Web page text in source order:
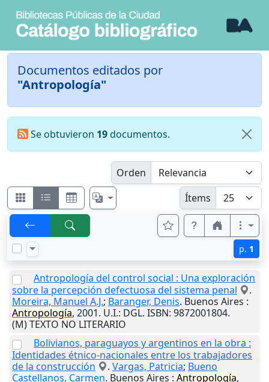
Documentos editados por
"Antropología"
Se obtuvieron 19documentos.
Orden
Ítems
p. 1
Antropología del control social : Una exploración
sobre la percepción defectuosa del sistema penal
.
Moreira, Manuel A.J.; Baranger, Denis. Buenos Aires :
Antropología, 2001. U.I.: DGL. ISBN: 9872001804.
(M) TEXTO NO LITERARIO
Bolivianos, paraguayos y argentinos en la obra :
Identidades étnico-nacionales entre los trabajadores
de la construcción
. Vargas, Patricia; Bueno
Castellanos, Carmen. Buenos Aires : Antropología,